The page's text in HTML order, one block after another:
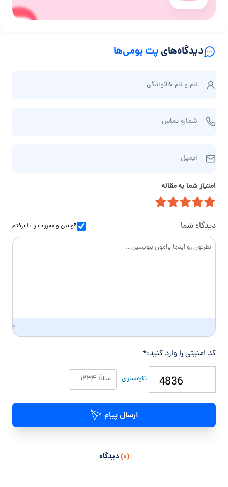
دیدگاه‌های پت بومی‌ها
ا
و
م‌
ا
ن
و
ا
د
گ
نام و نام‌ خانوادگی
م
ر
ا
شماره تماس
ی
ی
ل
ایمیل
امتیاز شما به مقاله
دیدگاه شما قوانین و مقرراترا پذیرفتم
۰
کد امنیتی را وارد کنید:*
تازه‌سازی
ارسال پیام
(۰) دیدگاه